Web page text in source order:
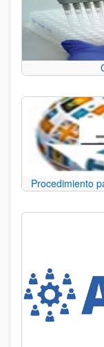
Procedimiento